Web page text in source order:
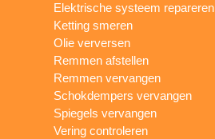
Elektrische systeem repareren
Ketting smeren
Olie verversen
Remmen afstellen
Remmen vervangen
Schokdempers vervangen
Spiegels vervangen
Vering controleren